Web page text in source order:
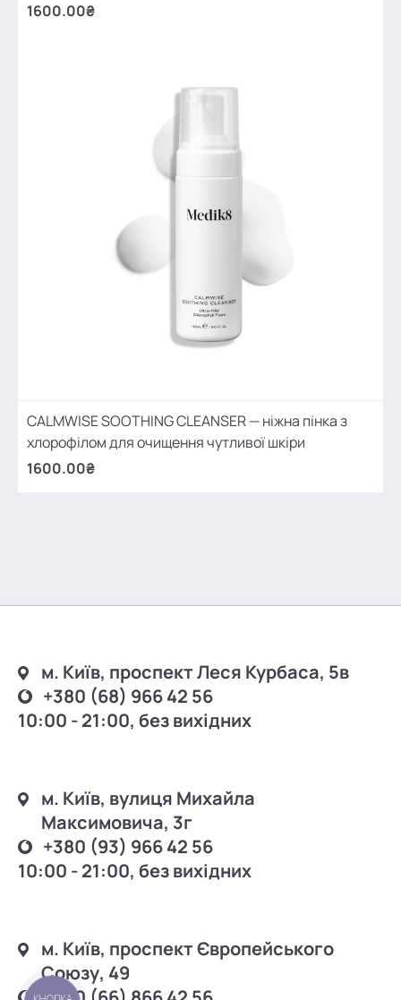
1600.00₴
CALMWISE SOOTHING CLEANSER — ніжна пінка з
хлорофілом для очищення чутливої шкіри
1600.00₴
м. Київ, проспект Леся Курбаса, 5в
+380 (68) 966 42 56
10:00 - 21:00, без вихідних
м. Київ, вулиця Михайла
Максимовича, 3г
+380 (93) 966 42 56
10:00 - 21:00, без вихідних
м. Київ, проспект Європейського
Союзу, 49